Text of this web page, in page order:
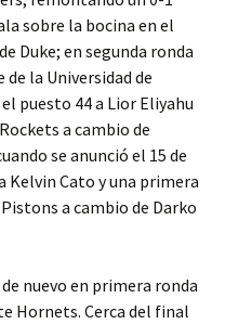
sobre la bocina en el
Duke; en segunda ronda
la Universidad de
puesto 44 a Lior Eliyahu
a cambio de
se anunció el 15 de
Kelvin Cato y una primera
a cambio de Darko
nuevo en primera ronda
Hornets. Cerca del final